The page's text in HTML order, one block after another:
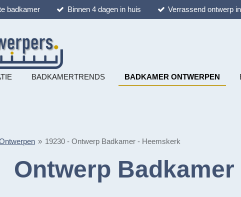
badkamer Binnen 4 dagen in huis Verrassend ontwerp
BADKAMERTRENDS BADKAMER ONTWERPEN
» 19230 - Ontwerp Badkamer - Heemskerk
Ontwerp